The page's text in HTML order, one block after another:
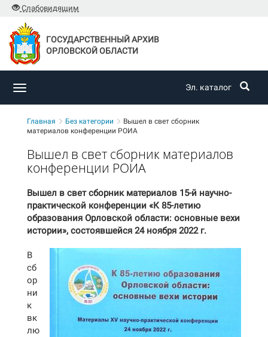
Слабовидящим
ГОСУДАРСТВЕННЫЙ АРХИВ
ОРЛОВСКОЙ ОБЛАСТИ
Toggle
Эл. каталог
Главная Без категории
Вышел в свет сборник
материалов конференции РОИА
Вышел в свет сборник материалов
конференции РОИА
Вышел в свет сборник материалов 15-й научно-
практической конференции «К 85-летию
образования Орловской области: основные вехи
истории», состоявшейся 24 ноября 2022 г.
В
сб
ор
ни
к
вк
лю